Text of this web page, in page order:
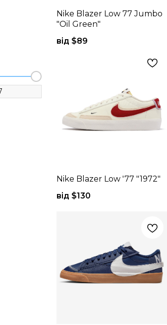
Nike Blazer Low 77 Jumbo
"Oil Green"
від $89
Nike Blazer Low '77 "1972"
від $130